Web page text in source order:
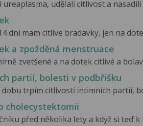
udělali citlivost a
dni mam citlive bradavky, jen na
a zpožděná menstruace
zvetšené a na dotek citlivé a
partií, bolesti v podbřišku
dobu trpím citlivostí intimních partií,
cholecystektomii
před několika lety a když si teď k